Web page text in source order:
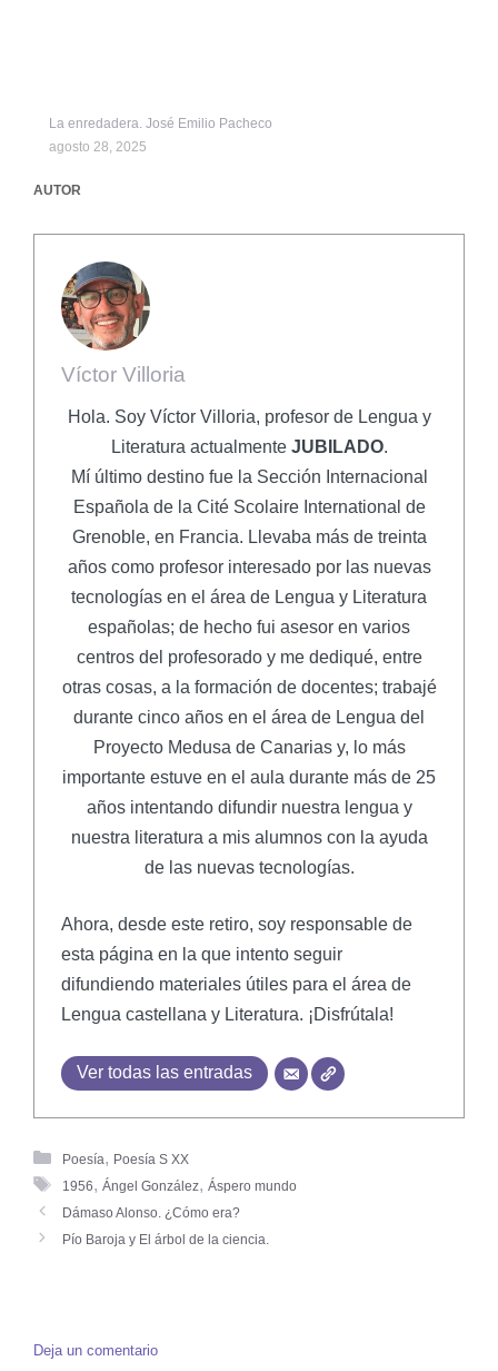
La enredadera. José Emilio Pacheco
agosto 28, 2025
AUTOR
Víctor Villoria
Hola. Soy Víctor Villoria, profesor de Lengua y
Literatura actualmente JUBILADO.
Mí último destino fue la Sección Internacional
Española de la Cité Scolaire International de
Grenoble, en Francia. Llevaba más de treinta
años como profesor interesado por las nuevas
tecnologías en el área de Lengua y Literatura
españolas; de hecho fui asesor en varios
centros del profesorado y me dediqué, entre
otras cosas, a la formación de docentes; trabajé
durante cinco años en el área de Lengua del
Proyecto Medusa de Canarias y, lo más
importante estuve en el aula durante más de 25
años intentando difundir nuestra lengua y
nuestra literatura a mis alumnos con la ayuda
de las nuevas tecnologías.
Ahora, desde este retiro, soy responsable de
esta página en la que intento seguir
difundiendo materiales útiles para el área de
Lengua castellana y Literatura. ¡Disfrútala!
Ver todas las entradas
Poesía, Poesía S XX
1956, Ángel González, Áspero mundo
Dámaso Alonso. ¿Cómo era?
Pío Baroja y El árbol de la ciencia.
Deja un comentario